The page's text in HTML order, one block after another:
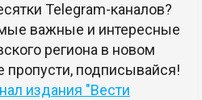
Telegram-каналов?
важные и интересные
региона в новом
пропусти, подписывайся!
издания "Вести